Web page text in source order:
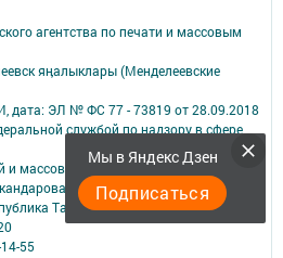
Мы в Яндекс Дзен
Подписаться
агентства по печати и массовым
яӊалыклары (Менделеевские
дата: ЭЛ № ФС 77 - 73819 от 28.09.2018
службой по надзору в сфере
и массовых коммуникаций
Джулия Анатольевна
Татарстан, Менделеевский р-н, г.
55